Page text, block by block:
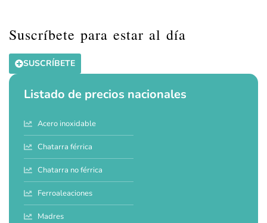
Suscríbete para estar al día
SUSCRÍBETE
Listado de precios nacionales
Acero inoxidable
Chatarra férrica
Chatarra no férrica
Ferroaleaciones
Madres